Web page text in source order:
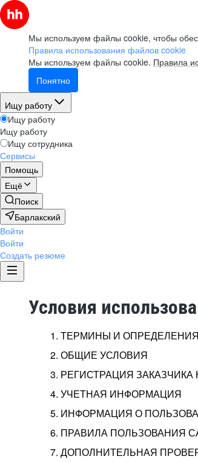
Мы используем файлы cookie, чтобы
Правила использования файлов cookie
Мы используем файлы cookie. Правила
Понятно
Ищу работу
Ищу работу
Ищу работу
Ищу сотрудника
Сервисы
Помощь
Ещё
Поиск
Барлакский
Войти
Войти
Создать резюме
Условия
1. ТЕРМИНЫ И ОПРЕДЕЛЕНИЯ
2. ОБЩИЕ УСЛОВИЯ
3. РЕГИСТРАЦИЯ ЗАКАЗЧИКА
4. УЧЕТНАЯ ИНФОРМАЦИЯ
5. ИНФОРМАЦИЯ О
6. ПРАВИЛА ПОЛЬЗОВАНИЯ
7. ДОПОЛНИТЕЛЬНАЯ